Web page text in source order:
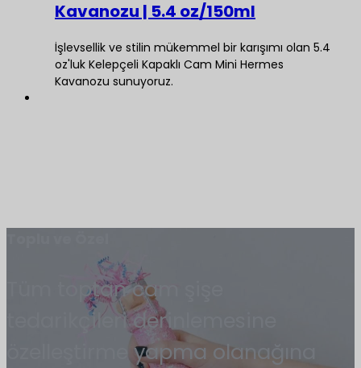
Kavanozu | 5.4 oz/150ml
İşlevsellik ve stilin mükemmel bir karışımı olan 5.4
oz'luk Kelepçeli Kapaklı Cam Mini Hermes
Kavanozu sunuyoruz.
Tüm toptan cam şişe
tedarikçileri derinlemesine
özelleştirme yapma olanağına